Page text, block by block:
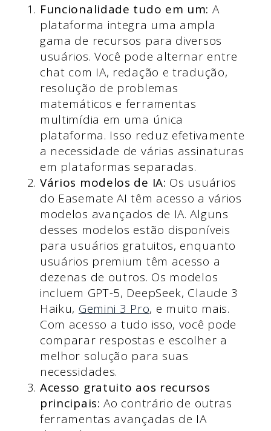
Funcionalidade tudo em um: A
plataforma integra uma ampla
gama de recursos para diversos
usuários. Você pode alternar entre
chat com IA, redação e tradução,
resolução de problemas
matemáticos e ferramentas
multimídia em uma única
plataforma. Isso reduz efetivamente
a necessidade de várias assinaturas
em plataformas separadas.
Vários modelos de IA: Os usuários
do Easemate AI têm acesso a vários
modelos avançados de IA. Alguns
desses modelos estão disponíveis
para usuários gratuitos, enquanto
usuários premium têm acesso a
dezenas de outros. Os modelos
incluem GPT-5, DeepSeek, Claude 3
Haiku, Gemini 3 Pro, e muito mais.
Com acesso a tudo isso, você pode
comparar respostas e escolher a
melhor solução para suas
necessidades.
Acesso gratuito aos recursos
principais: Ao contrário de outras
ferramentas avançadas de IA